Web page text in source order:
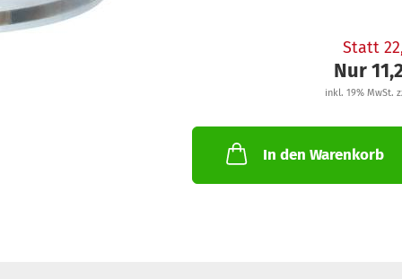
Statt
Nur
inkl. 19% MwSt.
In den Warenkorb